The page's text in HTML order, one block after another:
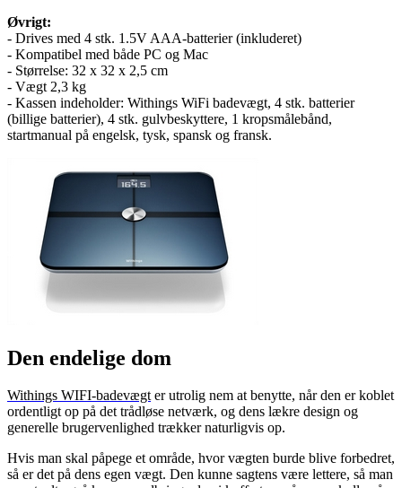
Øvrigt:
- Drives med 4 stk. 1.5V AAA-batterier (inkluderet)
- Kompatibel med både PC og Mac
- Størrelse: 32 x 32 x 2,5 cm
- Vægt 2,3 kg
- Kassen indeholder: Withings WiFi badevægt, 4 stk. batterier
(billige batterier), 4 stk. gulvbeskyttere, 1 kropsmålebånd,
startmanual på engelsk, tysk, spansk og fransk.
Den endelige dom
Withings WIFI-badevægterutrolig nem at benytte, når den er koblet
ordentligt op på det trådløse netværk, og dens lækre design og
generelle brugervenlighed trækker naturligvis op.
Hvis man skal påpege et område, hvor vægten burde blive forbedret,
så er det på dens egen vægt. Den kunne sagtens være lettere, så man